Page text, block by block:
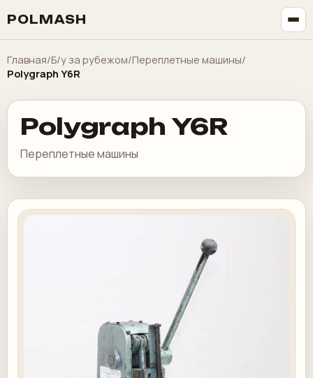
POLMASH
Главная/Б/у за рубежом/Переплетные машины/
Polygraph Y6R
Polygraph Y6R
Переплетные машины